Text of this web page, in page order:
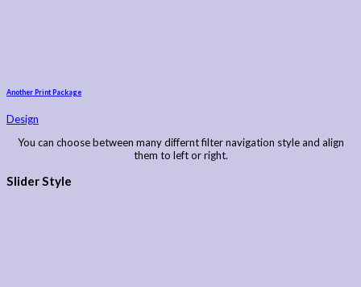
Another Print Package
Design
You can choose between many differnt filter navigation style and align
them to left or right.
Slider Style